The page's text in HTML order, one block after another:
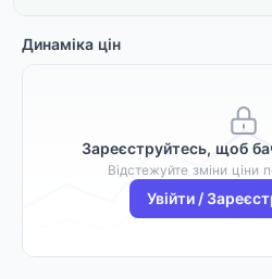
Динаміка цін
Зареєструйтесь, щоб
Відстежуйте зміни ціни
Увійти /